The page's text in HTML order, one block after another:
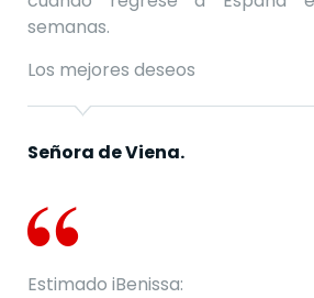
semanas.
Los mejores deseos
Señora de Viena.
Estimado iBenissa: